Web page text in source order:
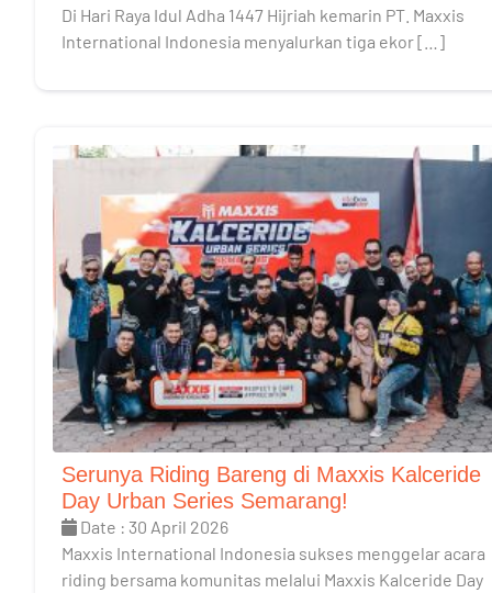
Di Hari Raya Idul Adha 1447 Hijriah kemarin PT. Maxxis
International Indonesia menyalurkan tiga ekor […]
Serunya Riding Bareng di Maxxis Kalceride
Day Urban Series Semarang!
Date : 30 April 2026
Maxxis International Indonesia sukses menggelar acara
riding bersama komunitas melalui Maxxis Kalceride Day